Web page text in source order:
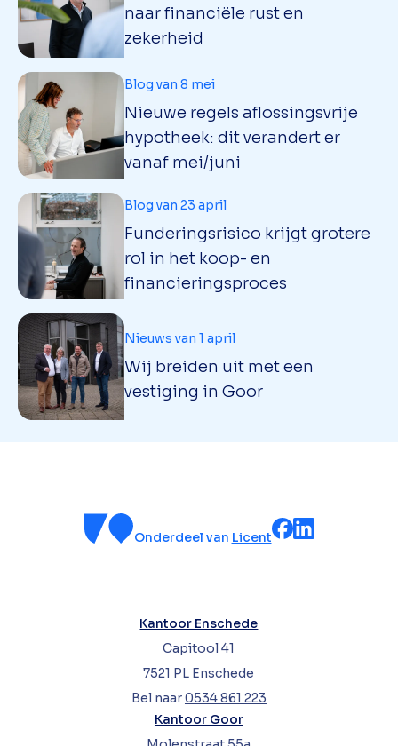
naar financiële rust en
zekerheid
Nieuwe regels aflossingsvrije
hypotheek: dit verandert er
vanaf mei/juni
Blog van 8 mei
Funderingsrisico krijgt grotere
rol in het koop- en
financieringsproces
Blog van 23 april
Wij breiden uit met een
vestiging in Goor
Nieuws van 1 april
Onderdeel van Licent
Kantoor Enschede
Capitool 41
7521 PL Enschede
Bel naar0534 861 223
Kantoor Goor